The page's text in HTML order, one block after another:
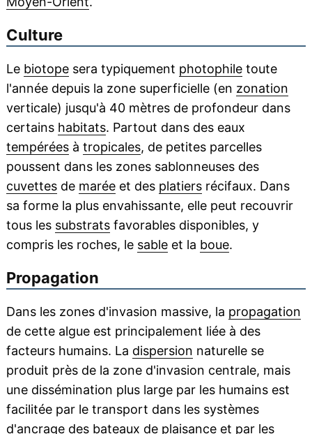
Culture
Le biotopesera typiquement photophiletoute
l'année depuis la zone superficielle (en zonation
verticale) jusqu'à 40 mètres de profondeur dans
certains habitats. Partout dans des eaux
tempéréesà tropicales, de petites parcelles
poussent dans les zones sablonneuses des
cuvettesde maréeet des platiersrécifaux. Dans
sa forme la plus envahissante, elle peut recouvrir
tous les substratsfavorables disponibles, y
compris les roches, le sableet la boue.
Propagation
Dans les zones d'invasion massive, la propagation
de cette algue est principalement liée à des
facteurs humains. La dispersion naturelle se
produit près de la zone d'invasion centrale, mais
une dissémination plus large par les humains est
facilitée par le transport dans les systèmes
d'ancrage des bateaux de plaisance et par les